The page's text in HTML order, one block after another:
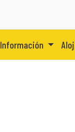
Información